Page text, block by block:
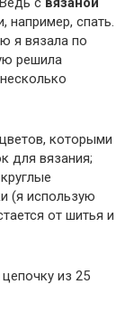
например, спать.
я вязала по
решила
которыми
для вязания;
(я использую
от шитья и
из 25